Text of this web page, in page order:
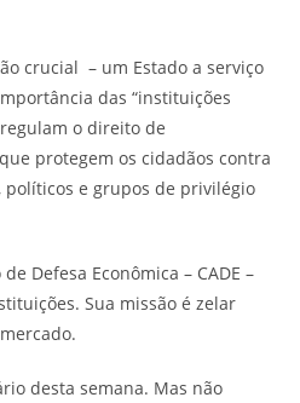
crucial – um Estado a serviço
das “instituições
o direito de
protegem os cidadãos contra
e grupos de privilégio
Defesa Econômica – CADE –
Sua missão é zelar
desta semana. Mas não